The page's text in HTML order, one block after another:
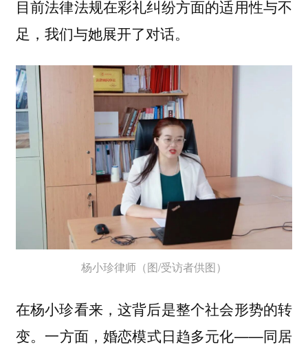
目前法律法规在彩礼纠纷方面的适用性与不
足，我们与她展开了对话。
杨小珍律师（图/受访者供图）
在杨小珍看来，这背后是整个社会形势的转
变。一方面，婚恋模式日趋多元化——同居